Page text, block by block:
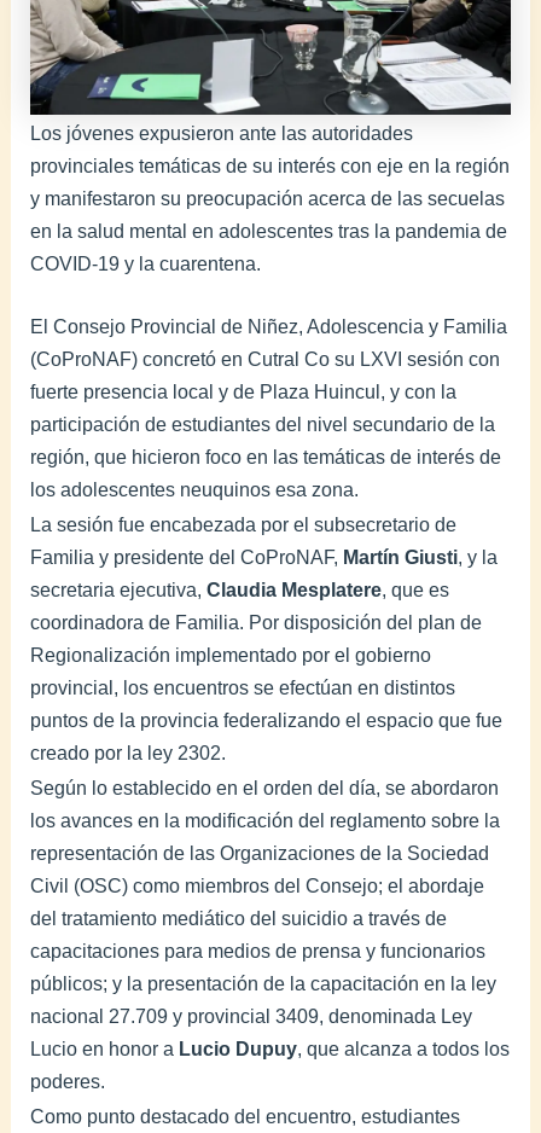
Los jóvenes expusieron ante las autoridades
provinciales temáticas de su interés con eje en la región
y manifestaron su preocupación acerca de las secuelas
en la salud mental en adolescentes tras la pandemia de
COVID-19 y la cuarentena.
El Consejo Provincial de Niñez, Adolescencia y Familia
(CoProNAF) concretó en Cutral Co su LXVI sesión con
fuerte presencia local y de Plaza Huincul, y con la
participación de estudiantes del nivel secundario de la
región, que hicieron foco en las temáticas de interés de
los adolescentes neuquinos esa zona.
La sesión fue encabezada por el subsecretario de
Familia y presidente del CoProNAF, Martín Giusti, y la
secretaria ejecutiva,Claudia Mesplatere, que es
coordinadora de Familia. Por disposición del plan de
Regionalización implementado por el gobierno
provincial, los encuentros se efectúan en distintos
puntos de la provincia federalizando el espacio que fue
creado por la ley 2302.
Según lo establecido en el orden del día, se abordaron
los avances en la modificación del reglamento sobre la
representación de las Organizaciones de la Sociedad
Civil (OSC) como miembros del Consejo; el abordaje
del tratamiento mediático del suicidio a través de
capacitaciones para medios de prensa y funcionarios
públicos; y la presentación de la capacitación en la ley
nacional 27.709 y provincial 3409, denominada Ley
Lucio en honor a Lucio Dupuy, que alcanza a todos los
poderes.
Como punto destacado del encuentro, estudiantes